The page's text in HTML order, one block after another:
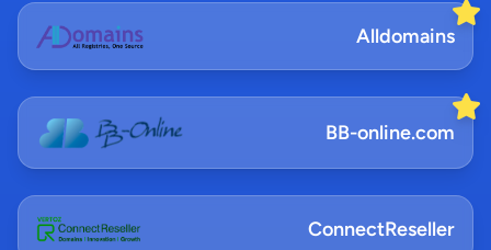
Alldomains
BB-online.com
ConnectReseller